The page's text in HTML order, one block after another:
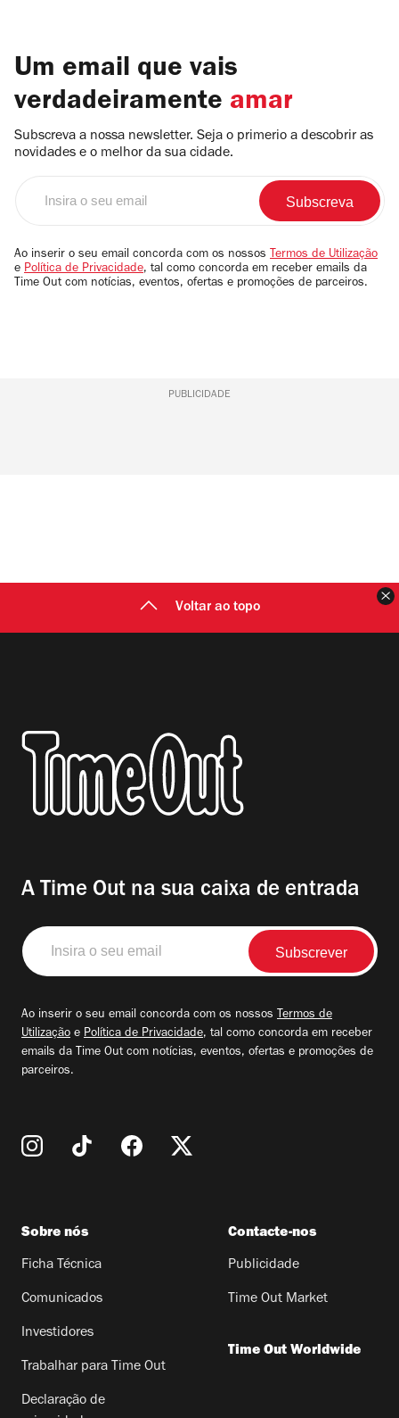
Um email que vais
verdadeiramente amar
Subscreva a nossa newsletter. Seja o primerio a descobrir as
novidades e o melhor da sua cidade.
email
Ao inserir o seu email concorda com os nossos Termos de Utilização
e Política de Privacidade, tal como concorda em receber emails da
Time Out com notícias, eventos, ofertas e promoções de parceiros.
PUBLICIDADE
Voltar ao topo
A Time Out na sua caixa de entrada
Insira
o
seu
Ao inserir o seu email concorda com os nossos Termos de
Utilização e Política de Privacidade, tal como concorda em receber
emails da Time Out com notícias, eventos, ofertas e promoções de
parceiros.
Sobre nós
Ficha Técnica
Comunicados
Investidores
Trabalhar para Time Out
Declaração de
Contacte-nos
Publicidade
Time Out Market
Time Out Worldwide